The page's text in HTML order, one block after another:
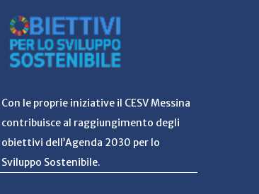
Con le proprie iniziative il CESV Messina
contribuisce al raggiungimento degli
obiettivi dell’Agenda 2030 per lo
Sviluppo Sostenibile.